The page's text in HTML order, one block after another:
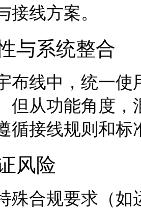
接线方案。
与系统整合
布线中，统一
但从功能角度
循接线规则和标
风险
殊合规要求（